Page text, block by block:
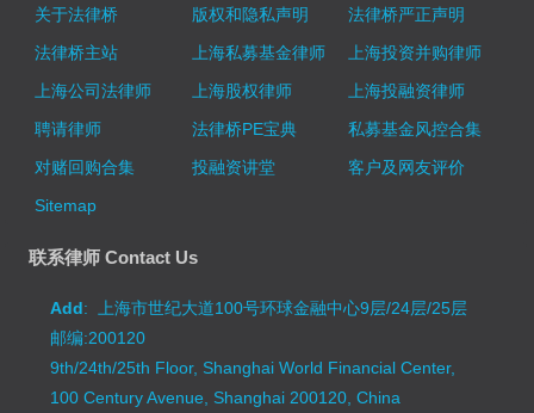
关于法律桥 版权和隐私声明
法律桥严正声明
法律桥主站
上海私募基金律师
上海投资并购律师
上海公司法律师
上海股权律师
上海投融资律师
聘请律师
法律桥PE宝典
私募基金风控合集
对赌回购合集
投融资讲堂
客户及网友评价
Sitemap
联系律师 Contact Us
Add: 上海市世纪大道100号环球金融中心9层/24层/25层
邮编:200120
9th/24th/25th Floor, Shanghai World Financial Center,
100 Century Avenue, Shanghai 200120, China